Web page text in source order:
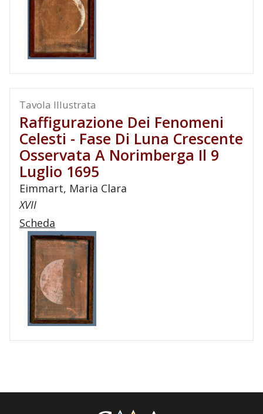
Tavola Illustrata
Raffigurazione Dei Fenomeni
Celesti - Fase Di Luna Crescente
Osservata A Norimberga Il 9
Luglio 1695
Eimmart, Maria Clara
XVII
Scheda